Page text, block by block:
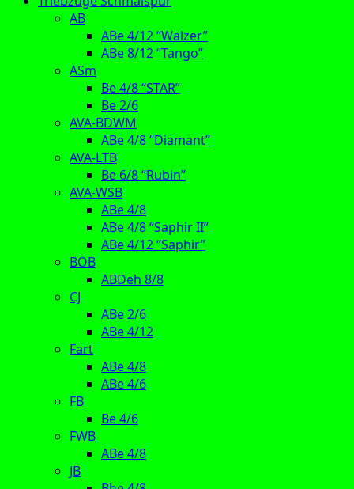
AB
ABe 4/12 “Walzer”
ABe 8/12 “Tango”
ASm
Be 4/8 “STAR”
Be 2/6
AVA-BDWM
ABe 4/8 “Diamant”
AVA-LTB
Be 6/8 “Rubin”
AVA-WSB
ABe 4/8
ABe 4/8 “Saphir II”
ABe 4/12 “Saphir”
BOB
ABDeh 8/8
CJ
ABe 2/6
ABe 4/12
Fart
ABe 4/8
ABe 4/6
FB
Be 4/6
FWB
ABe 4/8
JB